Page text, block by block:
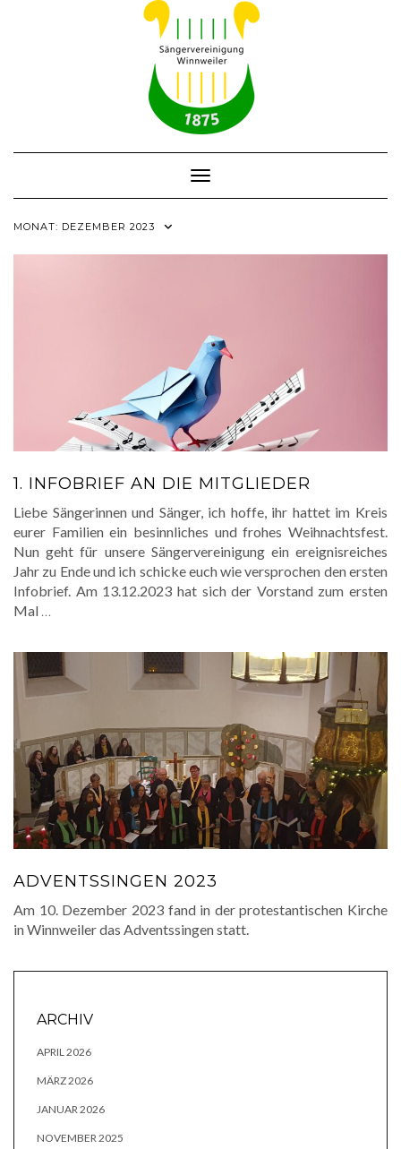
Toggle Navigation
MONAT: DEZEMBER 2023
1. INFOBRIEF AN DIE MITGLIEDER
Liebe Sängerinnen und Sänger, ich hoffe, ihr hattet im Kreis
eurer Familien ein besinnliches und frohes Weihnachtsfest.
Nun geht für unsere Sängervereinigung ein ereignisreiches
Jahr zu Ende und ich schicke euch wie versprochen den ersten
Infobrief. Am 13.12.2023 hat sich der Vorstand zum ersten
Mal …
ADVENTSSINGEN 2023
Am 10. Dezember 2023 fand in der protestantischen Kirche
in Winnweiler das Adventssingen statt.
ARCHIV
APRIL 2026
MÄRZ 2026
JANUAR 2026
NOVEMBER 2025